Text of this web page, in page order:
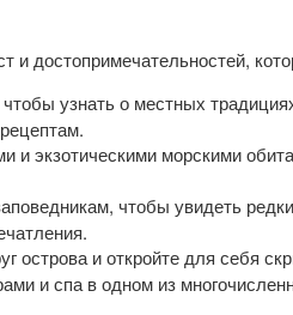
достопримечательностей,
узнать о местных
и экзотическими морскими
чтобы увидеть
острова и откройте для себя
и спа в одном из